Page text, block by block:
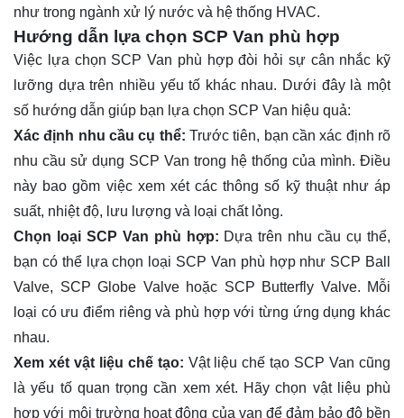
như trong ngành xử lý nước và hệ thống HVAC.
Hướng dẫn lựa chọn SCP Van phù hợp
Việc lựa chọn SCP Van phù hợp đòi hỏi sự cân nhắc kỹ
lưỡng dựa trên nhiều yếu tố khác nhau. Dưới đây là một
số hướng dẫn giúp bạn lựa chọn SCP Van hiệu quả:
Xác định nhu cầu cụ thể: Trước tiên, bạn cần xác định rõ
nhu cầu sử dụng SCP Van trong hệ thống của mình. Điều
này bao gồm việc xem xét các thông số kỹ thuật như áp
suất, nhiệt độ, lưu lượng và loại chất lỏng.
Chọn loại SCP Van phù hợp: Dựa trên nhu cầu cụ thể,
bạn có thể lựa chọn loại SCP Van phù hợp như SCP Ball
Valve, SCP Globe Valve hoặc SCP Butterfly Valve. Mỗi
loại có ưu điểm riêng và phù hợp với từng ứng dụng khác
nhau.
Xem xét vật liệu chế tạo: Vật liệu chế tạo SCP Van cũng
là yếu tố quan trọng cần xem xét. Hãy chọn vật liệu phù
hợp với môi trường hoạt động của van để đảm bảo độ bền